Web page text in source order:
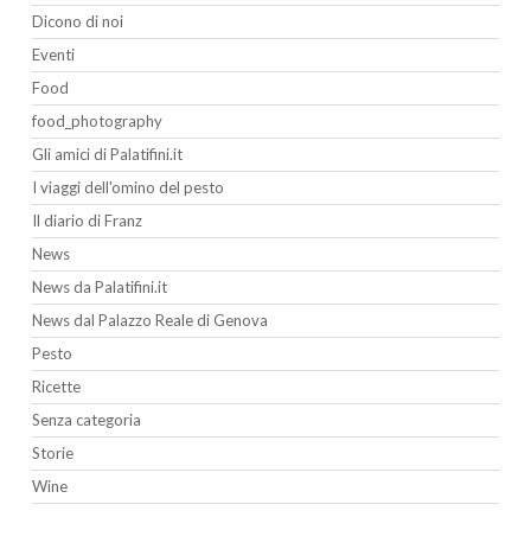
Dicono di noi
Eventi
Food
food_photography
Gli amici di Palatifini.it
I viaggi dell'omino del pesto
Il diario di Franz
News
News da Palatifini.it
News dal Palazzo Reale di Genova
Pesto
Ricette
Senza categoria
Storie
Wine